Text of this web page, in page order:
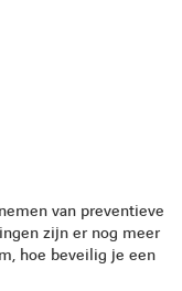
van preventieve
zijn er nog meer
hoe beveilig je een